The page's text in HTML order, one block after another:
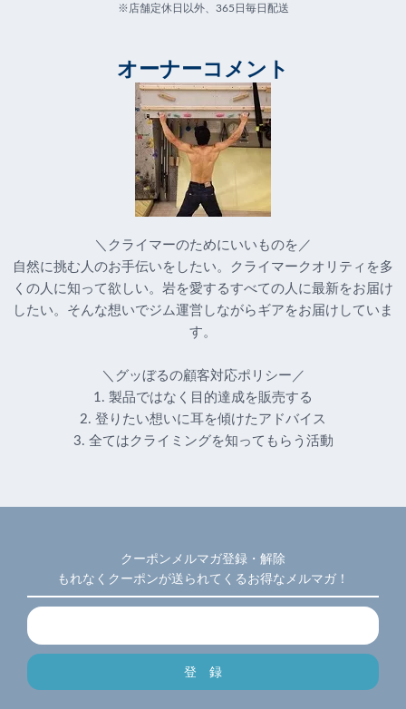
※店舗定休日以外、365日毎日配送
オーナーコメント
＼クライマーのためにいいものを／
自然に挑む人のお手伝いをしたい。クライマークオリティを多
くの人に知って欲しい。岩を愛するすべての人に最新をお届け
したい。そんな想いでジム運営しながらギアをお届けしていま
す。
＼グッぼるの顧客対応ポリシー／
1. 製品ではなく目的達成を販売する
2. 登りたい想いに耳を傾けたアドバイス
3. 全てはクライミングを知ってもらう活動
クーポンメルマガ登録・解除
もれなくクーポンが送られてくるお得なメルマガ！